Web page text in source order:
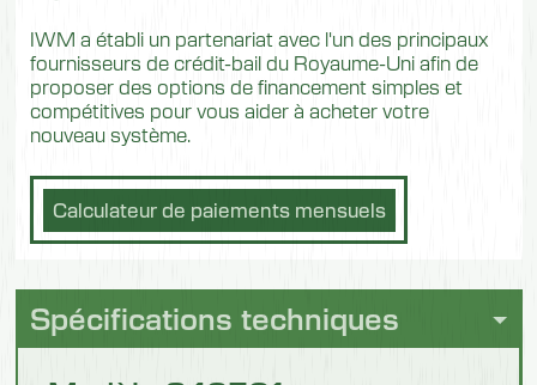
IWM a établi un partenariat avec l'un des principaux
fournisseurs de crédit-bail du Royaume-Uni afin de
proposer des options de financement simples et
compétitives pour vous aider à acheter votre
nouveau système.
Calculateur de paiements mensuels
Spécifications techniques